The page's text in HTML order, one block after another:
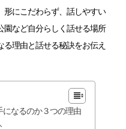
形にこだわらず、話しやすい
園など自分らしく話せる場所
理由と話せる秘訣をお伝え
になるのか３つの理由